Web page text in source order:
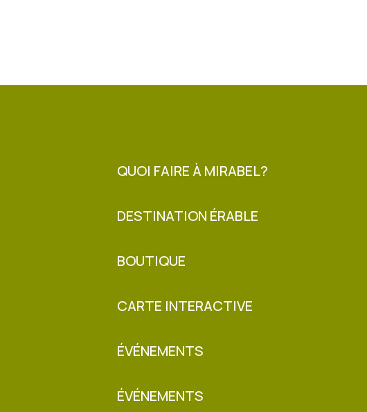
QUOI FAIRE À MIRABEL?
DESTINATION ÉRABLE
BOUTIQUE
CARTE INTERACTIVE
ÉVÉNEMENTS
ÉVÉNEMENTS